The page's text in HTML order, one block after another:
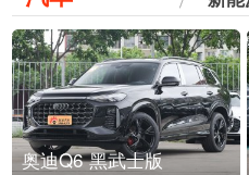
奥迪Q6 黑武士版